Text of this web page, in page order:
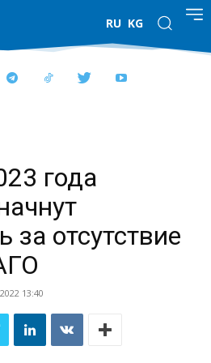
RU KG
года
за отсутствие
13:40